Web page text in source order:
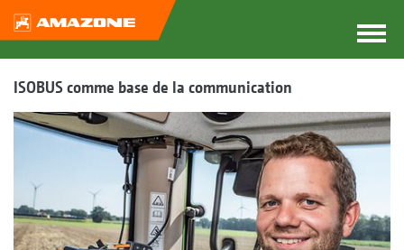
ISOBUS comme base de la communication